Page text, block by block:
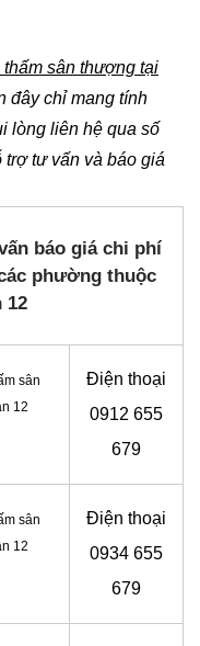
thấm sân thượng tại
đây chỉ mang tính
lòng liên hệ qua số
trợ tư vấn và báo giá
báo giá chi phí
phường thuộc
12
sân
12
Điện thoại
0912 655
679
sân
12
Điện thoại
0934 655
679